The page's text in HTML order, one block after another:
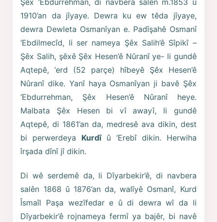
Şêx ‘Ebdurrehman, di navbera salên m.1853 û
1910’an da jîyaye. Dewra ku ew têda jîyaye,
dewra Dewleta Osmanîyan e. Padîşahê Osmanî
‘Ebdilmecîd, li ser nameya Şêx Salih’ê Sîpikî –
Şêx Salih, şêxê Şêx Hesen’ê Nûranî ye- li gundê
Aqtepê, ‘erd (52 parçe) hîbeyê Şêx Hesen’ê
Nûranî dike. Yanî haya Osmanîyan ji bavê Şêx
‘Ebdurrehman, Şêx Hesen’ê Nûranî heye.
Malbata Şêx Hesen bi vî awayî, li gundê
Aqtepê, di 1861’an da, medresê ava dikin, dest
bi perwerdeya Kurdîû ‘Erebî dikin. Herwiha
îrşada dînî jî dikin.
Di wê serdemê da, li Dîyarbekir’ê, di navbera
salên 1868 û 1876’an da, walîyê Osmanî, Kurd
Îsmaîl Paşa wezîfedar e û di dewra wî da li
Dîyarbekir’ê rojnameya fermî ya bajêr, bi navê